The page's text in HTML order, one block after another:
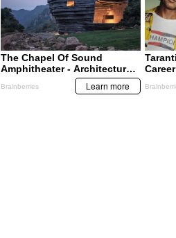
MIS TEMAS PREFERIDOS